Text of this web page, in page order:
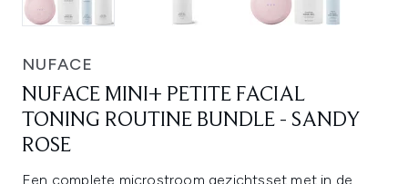
NUFACE
NUFACE MINI+ PETITE FACIAL
TONING ROUTINE BUNDLE - SANDY
ROSE
Een complete microstroom gezichtsset met in de